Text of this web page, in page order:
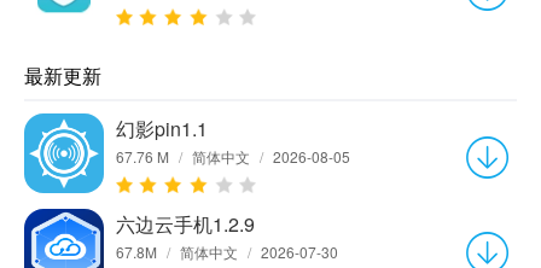
最新更新
幻影pin1.1
67.76 M / 简体中文 / 2026-08-05
六边云手机1.2.9
67.8M / 简体中文 / 2026-07-30